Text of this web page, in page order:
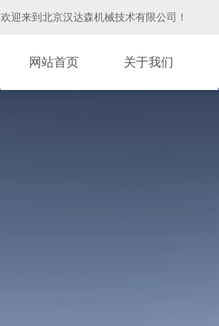
欢迎来到 北京汉达森机械技术有限公司 ！
网站首页 关于我们